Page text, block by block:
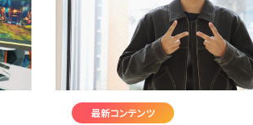
最新コンテンツ